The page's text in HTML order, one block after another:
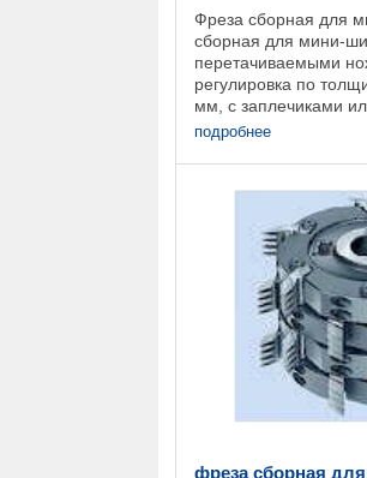
Фреза сборная для
сборная для мини-
перетачиваемыми
регулировка по
мм, с заплечиками
поворотным ножам,
подробнее
фреза сборная